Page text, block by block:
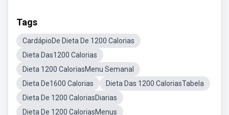
Tags
CardápioDe Dieta De 1200 Calorias
Dieta Das1200 Calorias
Dieta 1200 CaloriasMenu Semanal
Dieta De1600 Calorias
Dieta Das 1200 CaloriasTabela
Dieta De 1200 CaloriasDiarias
Dieta De 1200 CaloriasMenus